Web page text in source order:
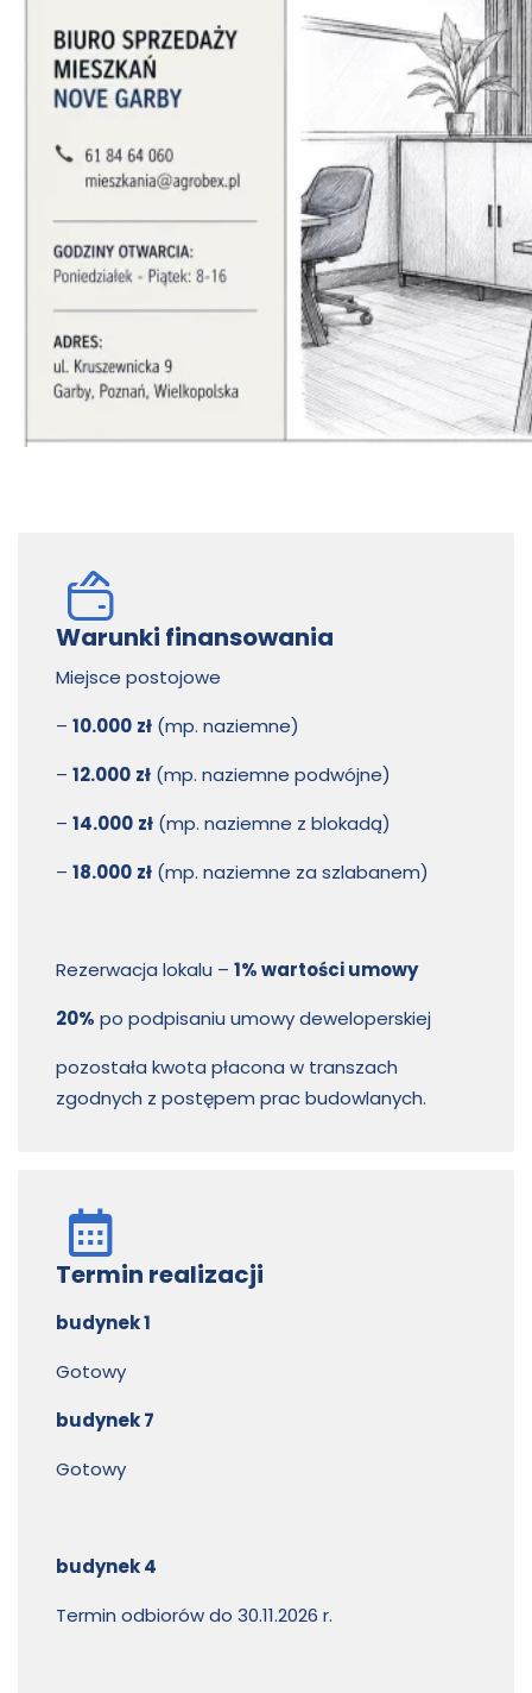
Warunki finansowania
Miejsce postojowe
– 10.000 zł (mp. naziemne)
– 12.000 zł (mp. naziemne podwójne)
– 14.000 zł (mp. naziemne z blokadą)
– 18.000 zł (mp. naziemne za szlabanem)
Rezerwacja lokalu – 1% wartości umowy
20% po podpisaniu umowy deweloperskiej
pozostała kwota płacona w transzach
zgodnych z postępem prac budowlanych.
Termin realizacji
budynek 1
Gotowy
budynek 7
Gotowy
budynek 4
Termin odbiorów do 30.11.2026 r.